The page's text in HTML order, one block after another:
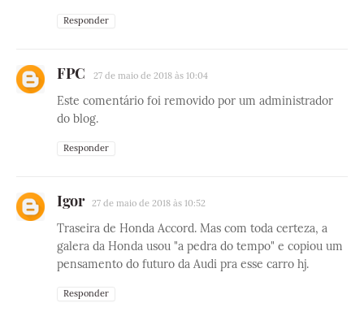
Responder
FPC 27 de maio de 2018 às 10:04
Este comentário foi removido por um administrador
do blog.
Responder
Igor 27 de maio de 2018 às 10:52
Traseira de Honda Accord. Mas com toda certeza, a
galera da Honda usou "a pedra do tempo" e copiou um
pensamento do futuro da Audi pra esse carro hj.
Responder